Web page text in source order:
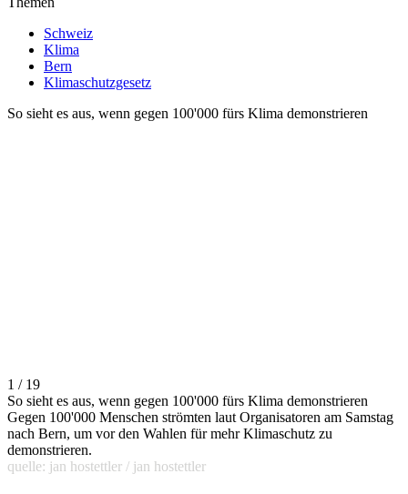
Schweiz
Klima
Bern
Klimaschutzgesetz
So sieht es aus, wenn gegen 100'000 fürs Klima demonstrieren
1 / 19
So sieht es aus, wenn gegen 100'000 fürs Klima demonstrieren
Gegen 100'000 Menschen strömten laut Organisatoren am Samstag
nach Bern, um vor den Wahlen für mehr Klimaschutz zu
demonstrieren.
quelle: jan hostettler / jan hostettler